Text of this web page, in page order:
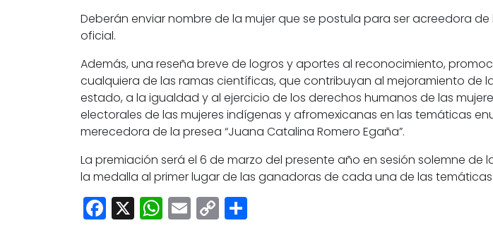
Deberán enviar nombre de la mujer que se postula para ser acreedora
oficial.
Además, una reseña breve de logros y aportes al reconocimiento,
cualquiera de las ramas científicas, que contribuyan al mejoramiento de
estado, a la igualdad y al ejercicio de los derechos humanos de las
electorales de las mujeres indígenas y afromexicanas en las temáticas
merecedora de la presea “Juana Catalina Romero Egaña”.
La premiación será el 6 de marzo del presente año en sesión solemne
la medalla al primer lugar de las ganadoras de cada una de las
Facebook
X WhatsApp
Email
Copy